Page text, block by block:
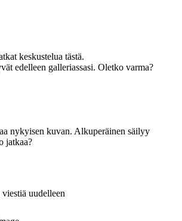
keskustelua tästä.
edelleen galleriassasi. Oletko varma?
nykyisen kuvan. Alkuperäinen säilyy
jatkaa?
uudelleen